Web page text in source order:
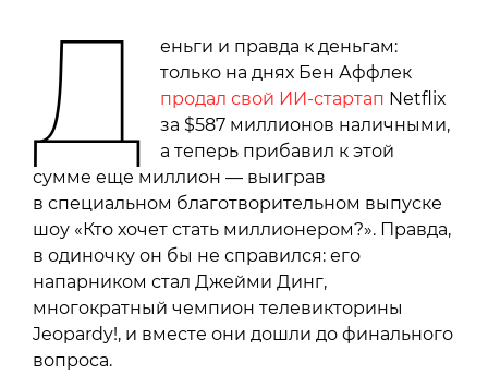
Д
еньги и правда к деньгам:
только на днях Бен Аффлек
продал свой ИИ-стартап Netflix
за $587 миллионов наличными,
а теперь прибавил к этой
сумме еще миллион — выиграв
в специальном благотворительном выпуске
шоу «Кто хочет стать миллионером?». Правда,
в одиночку он бы не справился: его
напарником стал Джейми Динг,
многократный чемпион телевикторины
Jeopardy!, и вместе они дошли до финального
вопроса.